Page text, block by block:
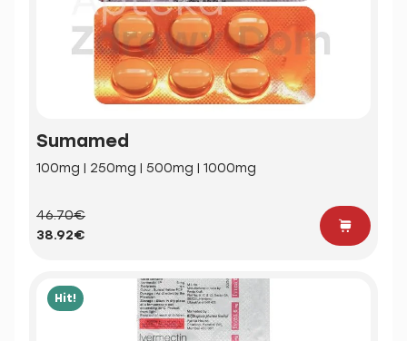
Sumamed
100mg | 250mg | 500mg | 1000mg
46.70€
38.92€
Hit!